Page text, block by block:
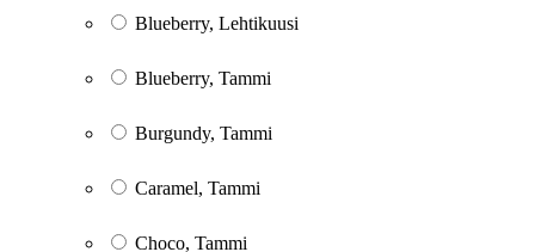
Blueberry, Lehtikuusi
Blueberry, Tammi
Burgundy, Tammi
Caramel, Tammi
Choco, Tammi